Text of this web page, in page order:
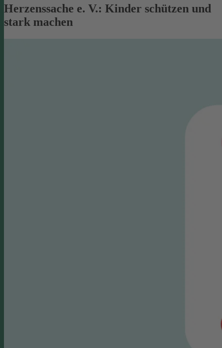
Herzenssache e. V.: Kinder schützen und
stark machen